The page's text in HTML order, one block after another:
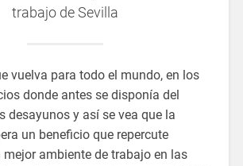
trabajo de Sevilla
vuelva para todo el mundo, en los
donde antes se disponía del
desayunos y así se vea que la
un beneficio que repercute
mejor ambiente de trabajo en las